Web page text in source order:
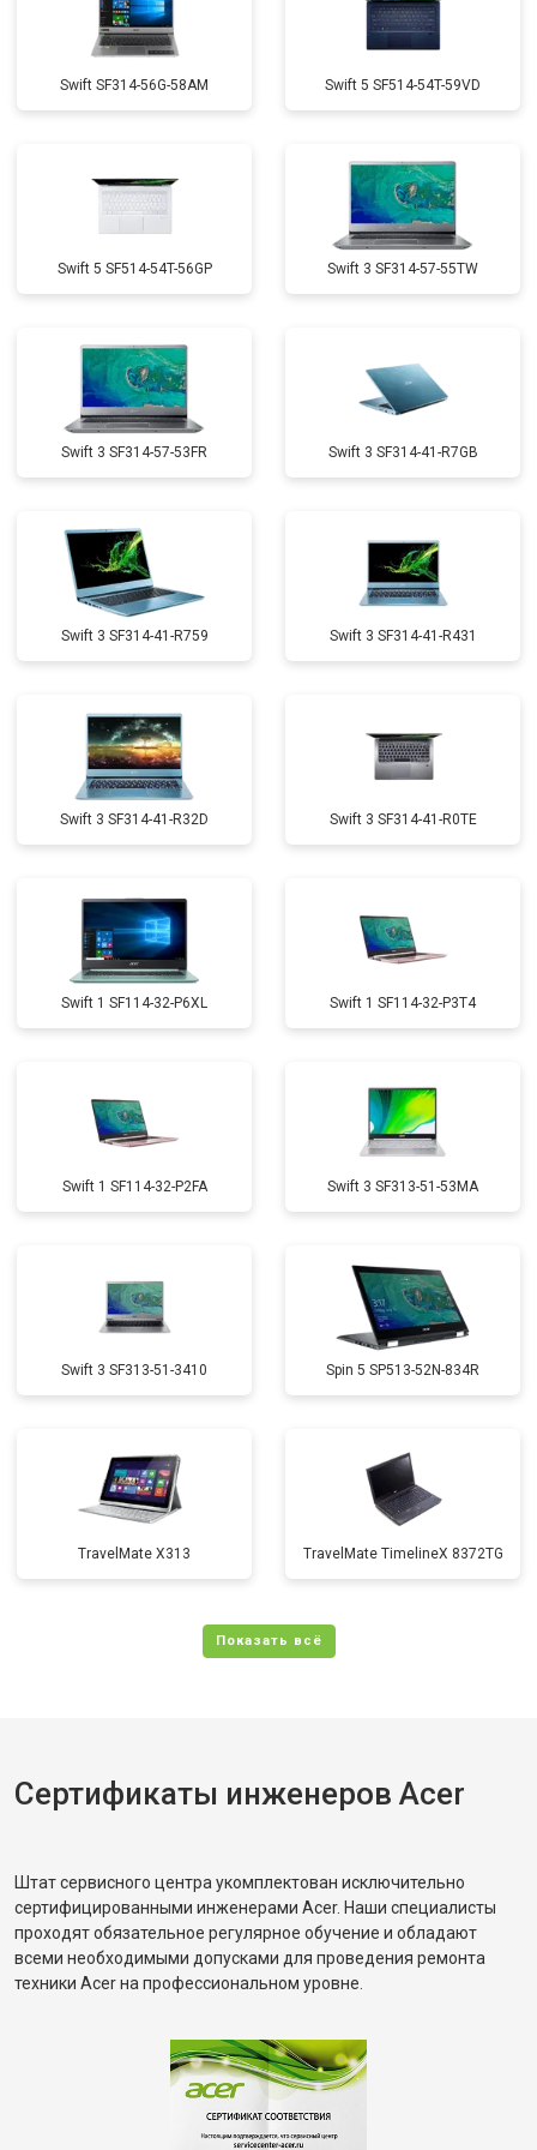
Swift SF314-56G-58AM Swift 5 SF514-54T-59VD
Swift 5 SF514-54T-56GP Swift 3 SF314-57-55TW
Swift 3 SF314-57-53FR Swift 3 SF314-41-R7GB
Swift 3 SF314-41-R759 Swift 3 SF314-41-R431
Swift 3 SF314-41-R32D Swift 3 SF314-41-R0TE
Swift 1 SF114-32-P6XL Swift 1 SF114-32-P3T4
Swift 1 SF114-32-P2FA Swift 3 SF313-51-53MA
Swift 3 SF313-51-3410 Spin 5 SP513-52N-834R
TravelMate X313 TravelMate TimelineX 8372TG
Сертификаты инженеров Acer
Штат сервисного центра укомплектован исключительно
сертифицированными инженерами Acer. Наши специалисты
проходят обязательное регулярное обучение и обладают
всеми необходимыми допусками для проведения ремонта
техники Acer на профессиональном уровне.